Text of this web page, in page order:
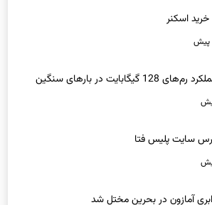
اسکنر
گیگابایت در بارهای سنگین
سایت پلیس فتا
آمازون در بحرین مختل شد